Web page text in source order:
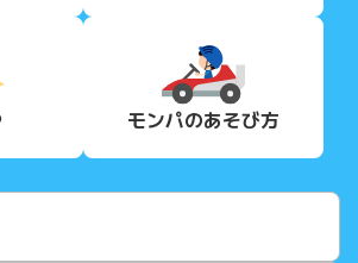
モンパのあそび方